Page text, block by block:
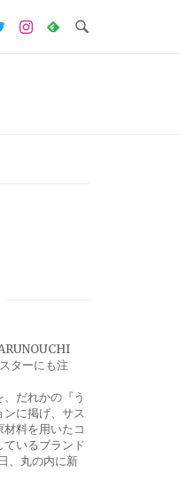
ターにも注
、だれかの『う
に掲げ、サス
料を用いたコ
ているブランド
、丸の内に新